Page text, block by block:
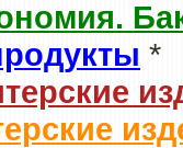
*